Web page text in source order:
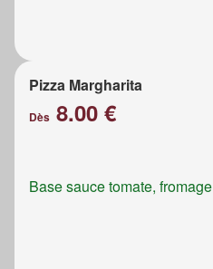
Pizza Margharita
Dès 8.00 €
Base sauce tomate, fromage